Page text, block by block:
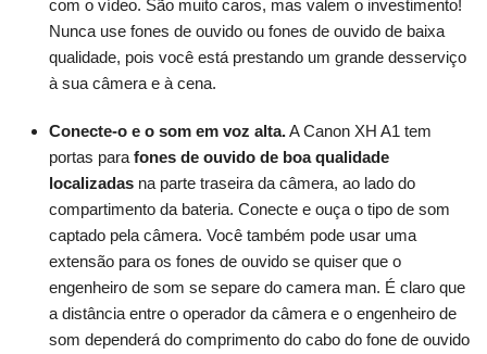
com o vídeo. São muito caros, mas valem o investimento!
Nunca use fones de ouvido ou fones de ouvido de baixa
qualidade, pois você está prestando um grande desserviço
à sua câmera e à cena.
Conecte-o e o som em voz alta.A Canon XH A1 tem
portas para fones de ouvido de boa qualidade
localizadas na parte traseira da câmera, ao lado do
compartimento da bateria. Conecte e ouça o tipo de som
captado pela câmera. Você também pode usar uma
extensão para os fones de ouvido se quiser que o
engenheiro de som se separe do camera man. É claro que
a distância entre o operador da câmera e o engenheiro de
som dependerá do comprimento do cabo do fone de ouvido